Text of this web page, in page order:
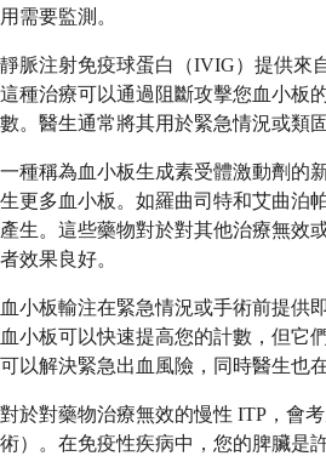
用需要監測。
靜脈注射免疫球蛋白（IVIG）提供來
這種治療可以通過阻斷攻擊您血小板
數。醫生通常將其用於緊急情況或類
一種稱為血小板生成素受體激動劑的
生更多血小板。如羅曲司特和艾曲泊
產生。這些藥物對於對其他治療無效
者效果良好。
血小板輸注在緊急情況或手術前提供
血小板可以快速提高您的計數，但它
可以解決緊急出血風險，同時醫生也
對於對藥物治療無效的慢性 ITP，會
術）。在免疫性疾病中，您的脾臟是